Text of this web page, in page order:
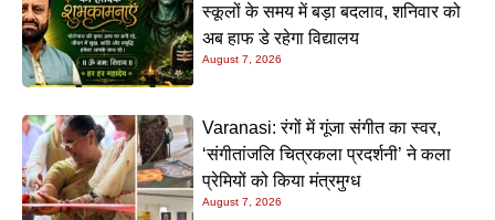
स्कूलों के समय में बड़ा बदलाव, शनिवार को
अब हाफ डे रहेगा विद्यालय
August 7, 2026
Varanasi: रंगों में गूंजा संगीत का स्वर,
‘संगीतांजलि चित्रकला प्रदर्शनी’ ने कला
प्रेमियों को किया मंत्रमुग्ध
August 7, 2026